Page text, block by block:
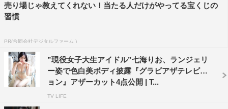
売り場じゃ教えてくれない！当たる人だけがやってる宝くじの
習慣
PR(合同会社デジタルファーム )
”現役女子大生アイドル”七海りお、ランジェリ
ー姿で色白美ボディ披露『グラビアザテレビジ
ョン』アザーカット4点公開 | T...
TV LIFE